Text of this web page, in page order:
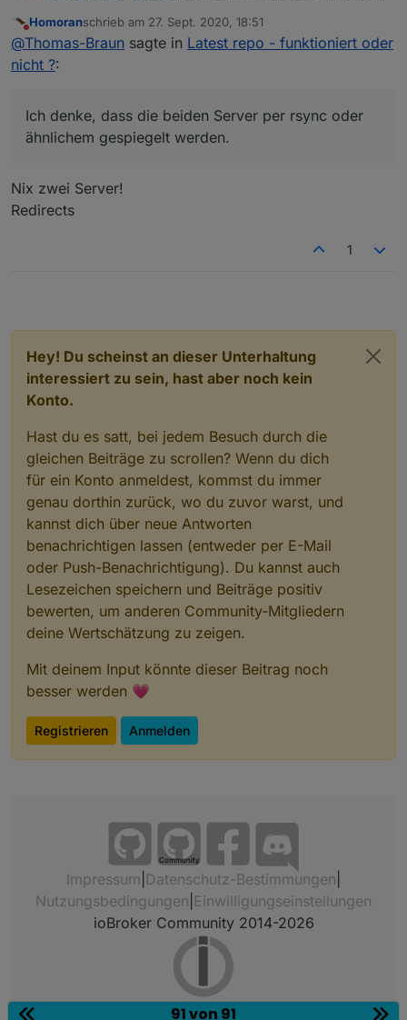
Aber warum die verschieden sind, keine
Ahnung.
Nicht stören
Homoranschrieb am 27. Sept. 2020, 18:51
zuletzt editiert von
@Thomas-Braun sagte in Latest repo - funktioniert oder
nicht ?:
Ich denke, dass die beiden Server per rsync oder
ähnlichem gespiegelt werden.
Nix zwei Server!
Redirects
1
Hey! Du scheinst an dieser Unterhaltung
interessiert zu sein, hast aber noch kein
Konto.
Hast du es satt, bei jedem Besuch durch die
gleichen Beiträge zu scrollen? Wenn du dich
für ein Konto anmeldest, kommst du immer
genau dorthin zurück, wo du zuvor warst, und
kannst dich über neue Antworten
benachrichtigen lassen (entweder per E-Mail
oder Push-Benachrichtigung). Du kannst auch
Lesezeichen speichern und Beiträge positiv
bewerten, um anderen Community-Mitgliedern
deine Wertschätzung zu zeigen.
Mit deinem Input könnte dieser Beitrag noch
besser werden 💗
Registrieren Anmelden
Community
Impressum Datenschutz-Bestimmungen
Nutzungsbedingungen Einwilligungseinstellungen
ioBroker Community 2014-2026
91 von 91